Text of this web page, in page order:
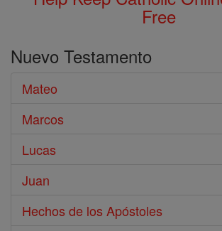
Free
Nuevo Testamento
Mateo
Marcos
Lucas
Juan
Hechos de los Apóstoles